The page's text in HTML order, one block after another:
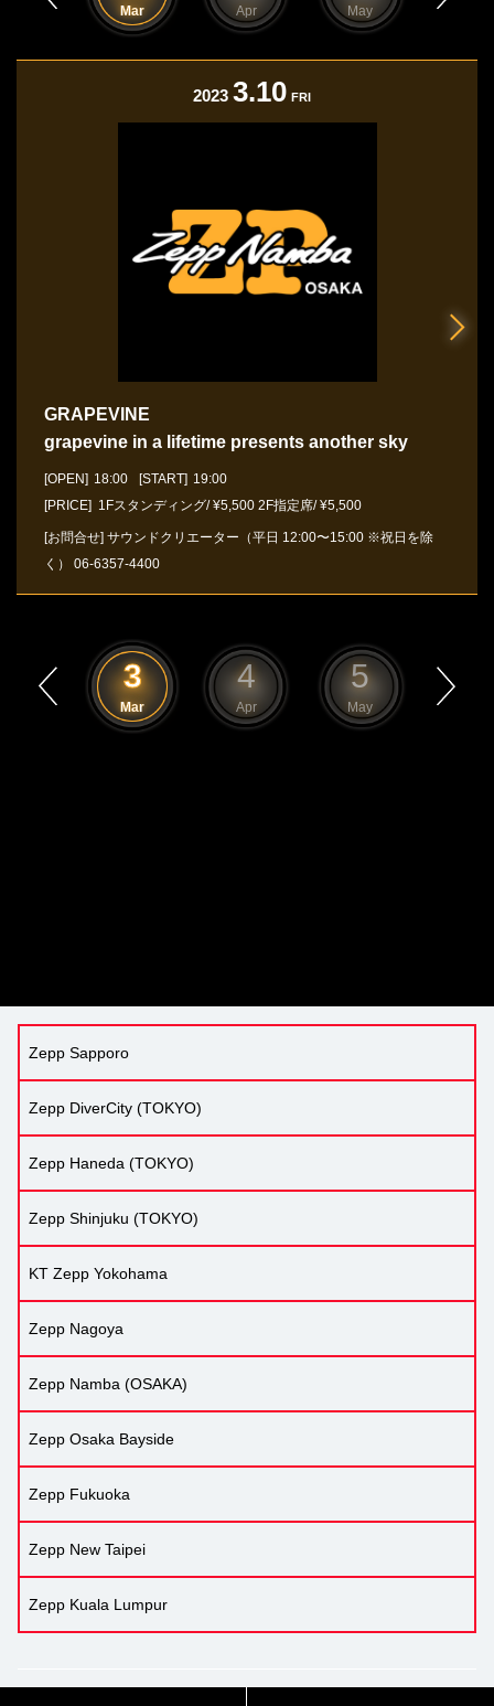
Mar Apr May
2023 3.10 FRI
GRAPEVINE
grapevine in a lifetime presents another sky
[OPEN] 18:00 [START] 19:00
[PRICE] 1Fスタンディング/ ¥5,500 2F指定席/ ¥5,500
[お問合せ] サウンドクリエーター（平日 12:00〜15:00 ※祝日を除
く）
06-6357-4400
3
Mar
4
Apr
5
May
Zepp Sapporo
Zepp DiverCity (TOKYO)
Zepp Haneda (TOKYO)
Zepp Shinjuku (TOKYO)
KT Zepp Yokohama
Zepp Nagoya
Zepp Namba (OSAKA)
Zepp Osaka Bayside
Zepp Fukuoka
Zepp New Taipei
Zepp Kuala Lumpur